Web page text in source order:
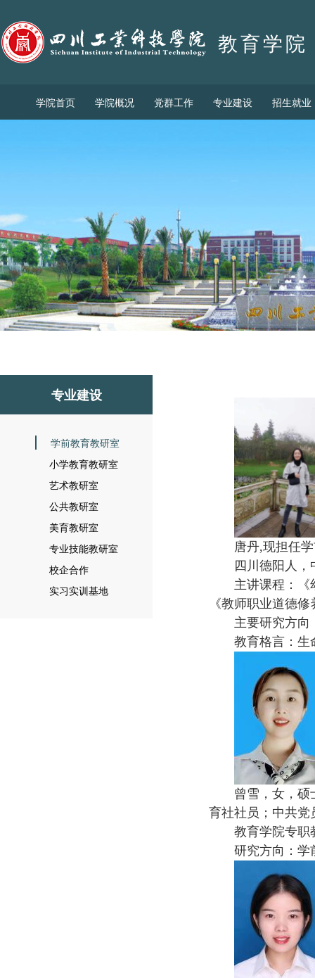
教育学院
学院首页 学院概况 党群工作 专业建设 招生就业
专业建设
学前教育教研室
小学教育教研室
艺术教研室
公共教研室
美育教研室
专业技能教研室
校企合作
实习实训基地
唐丹,现担任
四川德阳人
主讲课程：《
《教师职业道德
主要研究方向
教育格言：生
曾雪，女，硕
育社社员；中共党
教育学院专职
研究方向：学